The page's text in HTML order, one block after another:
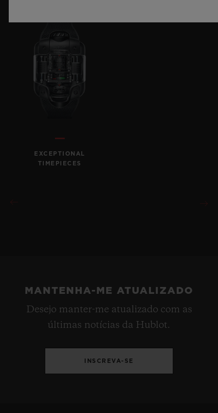
EXCEPTIONAL
TIMEPIECES
MANTENHA-ME ATUALIZADO
Desejo manter-me atualizado com as
últimas notícias da Hublot.
INSCREVA-SE